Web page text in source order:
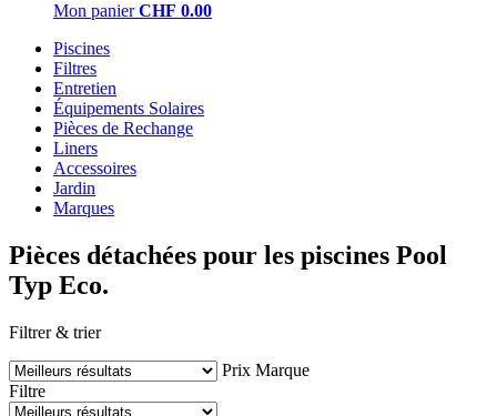
Mon panier CHF 0.00
Piscines
Filtres
Entretien
Équipements Solaires
Pièces de Rechange
Liners
Accessoires
Jardin
Marques
Pièces détachées pour les piscines Pool
Typ Eco.
Filtrer & trier
Prix Marque
Filtre